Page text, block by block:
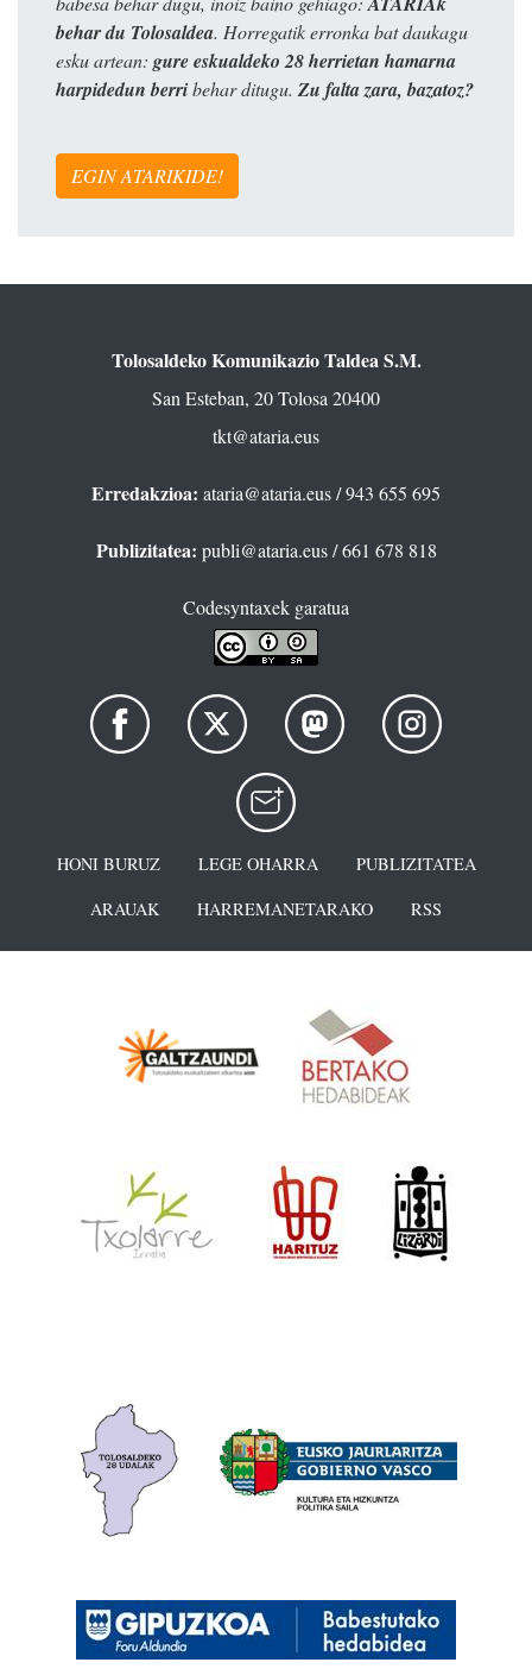
behar du Tolosaldea. Horregatik erronka bat daukagu
esku artean: gure eskualdeko 28 herrietan hamarna
harpidedun berribehar ditugu. Zu falta zara, bazatoz?
EGIN ATARIKIDE!
Tolosaldeko Komunikazio Taldea S.M.
San Esteban, 20 Tolosa 20400
tkt@ataria.eus
Erredakzioa: ataria@ataria.eus/ 943 655 695
Publizitatea: publi@ataria.eus/ 661 678 818
Codesyntaxek garatua
HONI BURUZ LEGE OHARRA
PUBLIZITATEA
ARAUAK
HARREMANETARAKO RSS